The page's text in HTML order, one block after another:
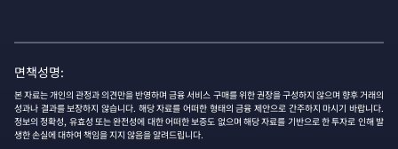
면책성명:
본 자료는 개인의 관정과 의견만을 반영하며 금융 서비스 구매를 위한 권장을 구성하지 않으며 향후 거래의
성과나 결과를 보장하지 않습니다. 해당 자료를 어떠한 형태의 금융 제안으로 간주하지 마시기 바랍니다.
정보의 정확성, 유효성 또는 완전성에 대한 어떠한 보증도 없으며 해당 자료를 기반으로 한 투자로 인해 발
생한 손실에 대하여 책임을 지지 않음을 알려드립니다.